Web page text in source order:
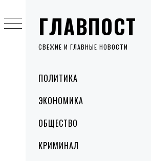
ГЛАВПОСТ
СВЕЖИЕ И ГЛАВНЫЕ НОВОСТИ
MenuПОЛИТИКА
ЭКОНОМИКА
ОБЩЕСТВО
КРИМИНАЛ
to
content